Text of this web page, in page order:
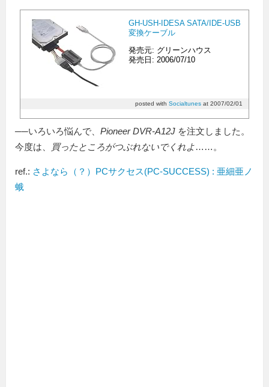
GH-USH-IDESA SATA/IDE-USB
変換ケーブル
発売元: グリーンハウス
発売日: 2006/07/10
posted with Socialtunes at 2007/02/01
──いろいろ悩んで、 Pioneer DVR-A12J を注文しました。
今度は、
買ったところがつぶれないでくれよ……。
ref.: さよなら（？）PCサクセス(PC-SUCCESS) : 亜細亜ノ
蛾